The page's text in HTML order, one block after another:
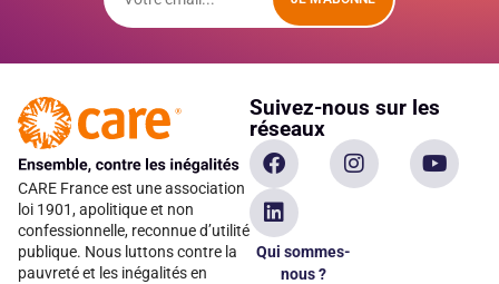
CARE France est une association
loi 1901, apolitique et non
confessionnelle, reconnue d’utilité
publique. Nous luttons contre la
pauvreté et les inégalités en
Suivez-nous sur les
réseaux
Qui sommes-
nous ?